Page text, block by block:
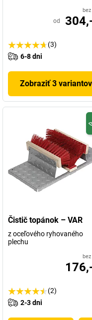
bez
od
(3)
6-8 dni
Zobraziť 3 variantov
Čistič topánok – VAR
z oceľového ryhovaného
plechu
bez
(2)
2-3 dni